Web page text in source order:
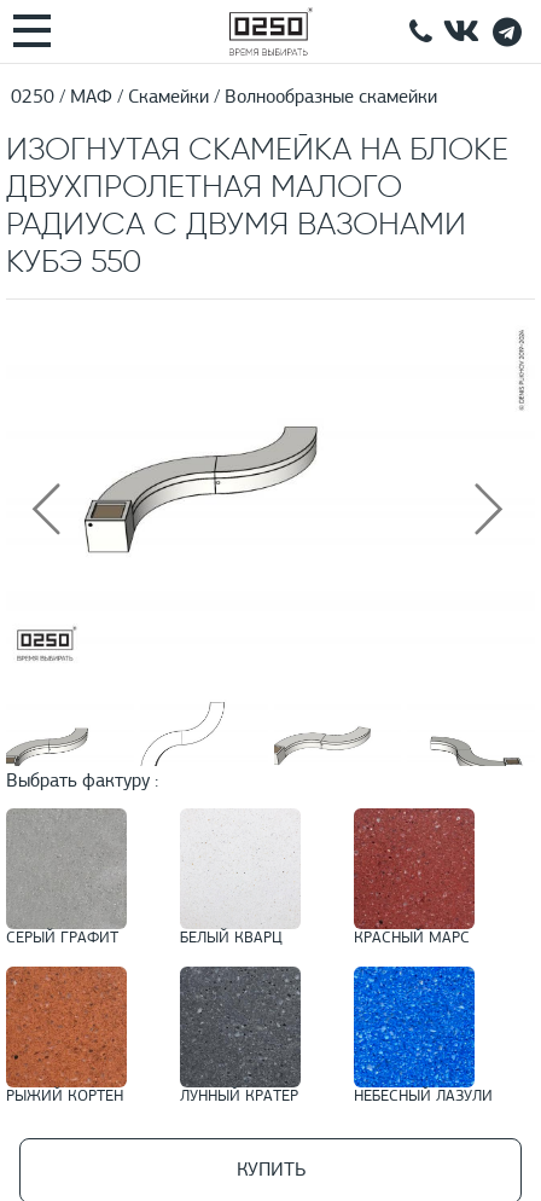
0250 МАФ Скамейки Волнообразные скамейки
ИЗОГНУТАЯ СКАМЕЙКА НА БЛОКЕ
ДВУХПРОЛЕТНАЯ МАЛОГО
РАДИУСА С ДВУМЯ ВАЗОНАМИ
КУБЭ 550
Выбрать фактуру :
СЕРЫЙ ГРАФИТ БЕЛЫЙ КВАРЦ КРАСНЫЙ МАРС
РЫЖИЙ КОРТЕН ЛУННЫЙ КРАТЕР НЕБЕСНЫЙ ЛАЗУЛИ
КУПИТЬ